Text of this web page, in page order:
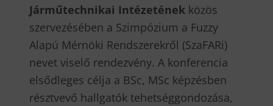
Járműtechnikai Intézetének közös
szervezésében a Szimpózium a Fuzzy
Alapú Mérnöki Rendszerekről (SzaFARi)
nevet viselő rendezvény. A konferencia
elsődleges célja a BSc, MSc képzésben
résztvevő hallgatók tehetséggondozása,